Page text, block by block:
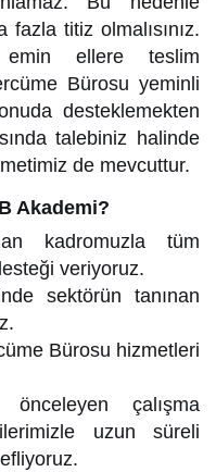
titiz olmalısınız.
ellere teslim
Bürosu yeminli
desteklemekten
talebiniz halinde
de mevcuttur.
Akademi?
kadromuzla tüm
veriyoruz.
sektörün tanınan
Bürosu hizmetleri
önceleyen çalışma
uzun süreli